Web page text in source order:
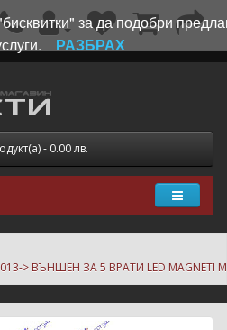
- 0.00 лв.
> ВЪНШЕН ЗА 5 ВРАТИ LED MAGNETI
за да подобри
РАЗБРАХ